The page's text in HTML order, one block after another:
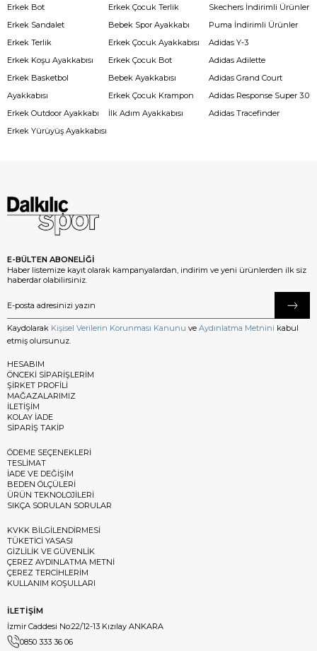
Erkek Bot
Erkek Sandalet
Erkek Terlik
Erkek Koşu Ayakkabısı
Erkek Basketbol
Ayakkabısı
Erkek Outdoor Ayakkabı
Erkek Yürüyüş Ayakkabısı
Erkek Çocuk Terlik
Bebek Spor Ayakkabı
Erkek Çocuk Ayakkabısı
Erkek Çocuk Bot
Bebek Ayakkabısı
Erkek Çocuk Krampon
İlk Adım Ayakkabısı
Skechers İndirimli Ürünler
Puma İndirimli Ürünler
Adidas Y-3
Adidas Adilette
Adidas Grand Court
Adidas Response Super 3.0
Adidas Tracefinder
E-BÜLTEN ABONELİĞİ
Haber listemize kayıt olarak kampanyalardan, indirim ve yeni ürünlerden ilk siz
haberdar olabilirsiniz.
Kaydolarak Kişisel Verilerin Korunması Kanunu ve Aydınlatma Metnini kabul
etmiş olursunuz.
HESABIM
ÖNCEKİ SİPARİŞLERİM
ŞİRKET PROFİLİ
MAĞAZALARIMIZ
İLETİŞİM
KOLAY İADE
SİPARİŞ TAKİP
ÖDEME SEÇENEKLERİ
TESLİMAT
İADE VE DEĞİŞİM
BEDEN ÖLÇÜLERİ
ÜRÜN TEKNOLOJİLERİ
SIKÇA SORULAN SORULAR
KVKK BİLGİLENDİRMESİ
TÜKETİCİ YASASI
GİZLİLİK VE GÜVENLİK
ÇEREZ AYDINLATMA METNİ
ÇEREZ TERCİHLERİM
KULLANIM KOŞULLARI
İLETİŞİM
İzmir Caddesi No:22/12-13 Kızılay ANKARA
0850 333 36 06